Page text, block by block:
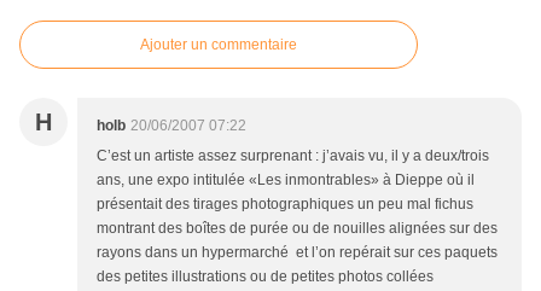
Ajouter un commentaire
H holb 20/06/2007 07:22
C’est un artiste assez surprenant : j’avais vu, il y a deux/trois
ans, une expo intitulée «Les inmontrables» à Dieppe où il
présentait des tirages photographiques un peu mal fichus
montrant des boîtes de purée ou de nouilles alignées sur des
rayons dans un hypermarché et l’on repérait sur ces paquets
des petites illustrations ou de petites photos collées